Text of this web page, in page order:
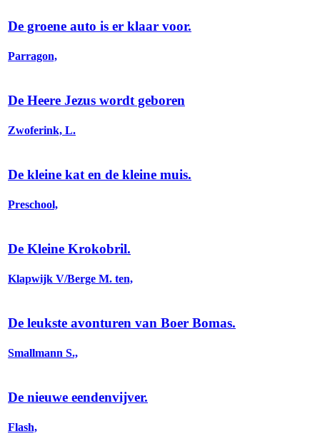
De groene auto is er klaar voor.
Parragon,
De Heere Jezus wordt geboren
Zwoferink, L.
De kleine kat en de kleine muis.
Preschool,
De Kleine Krokobril.
Klapwijk V/Berge M. ten,
De leukste avonturen van Boer Bomas.
Smallmann S.,
De nieuwe eendenvijver.
Flash,